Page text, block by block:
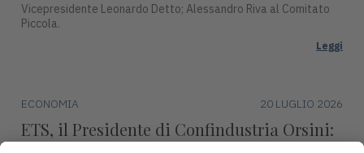
Vicepresidente Leonardo Detto; Alessandro Riva al Comitato
Piccola.
Leggi
ECONOMIA 20 LUGLIO 2026
ETS, il Presidente di Confindustria Orsini: